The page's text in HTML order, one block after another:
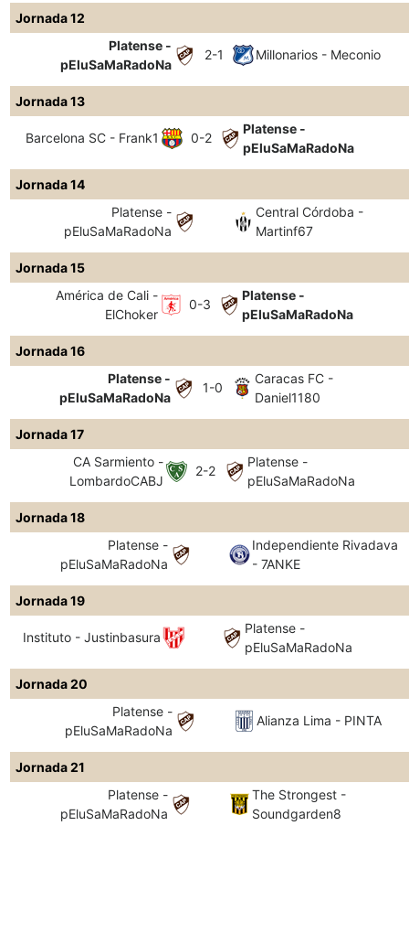
Jornada 12
Platense -
pEluSaMaRadoNa
2-1 Millonarios - Meconio
Jornada 13
Barcelona SC - Frank1 0-2
Platense -
pEluSaMaRadoNa
Jornada 14
Platense -
pEluSaMaRadoNa
Central Córdoba -
Martinf67
Jornada 15
América de Cali -
ElChoker
0-3
Platense -
pEluSaMaRadoNa
Jornada 16
Platense -
pEluSaMaRadoNa
1-0
Caracas FC -
Daniel1180
Jornada 17
CA Sarmiento -
LombardoCABJ
2-2
Platense -
pEluSaMaRadoNa
Jornada 18
Platense -
pEluSaMaRadoNa
Independiente Rivadava
- 7ANKE
Jornada 19
Instituto - Justinbasura
Platense -
pEluSaMaRadoNa
Jornada 20
Platense -
pEluSaMaRadoNa
Alianza Lima - PINTA
Jornada 21
Platense -
pEluSaMaRadoNa
The Strongest -
Soundgarden8